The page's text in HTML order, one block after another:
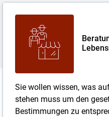
Sie wollen wissen, was
stehen muss um den
Bestimmungen zu